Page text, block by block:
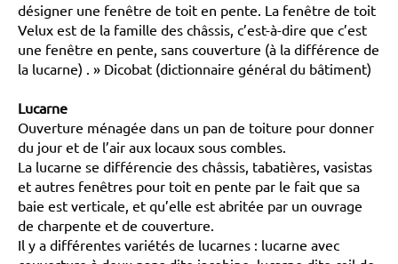
désigner une fenêtre de toit en pente. La fenêtre de toit
Velux est de la famille des châssis, c’est-à-dire que c’est
une fenêtre en pente, sans couverture (à la différence de
la lucarne) . » Dicobat (dictionnaire général du bâtiment)
Lucarne
Ouverture ménagée dans un pan de toiture pour donner
du jour et de l’air aux locaux sous combles.
La lucarne se différencie des châssis, tabatières, vasistas
et autres fenêtres pour toit en pente par le fait que sa
baie est verticale, et qu’elle est abritée par un ouvrage
de charpente et de couverture.
Il y a différentes variétés de lucarnes : lucarne avec